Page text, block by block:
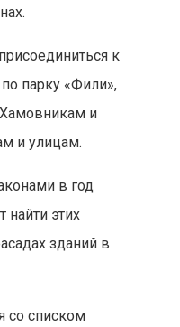
к
парку «Фили»,
и
и улицам.
в год
этих
зданий в
со списком